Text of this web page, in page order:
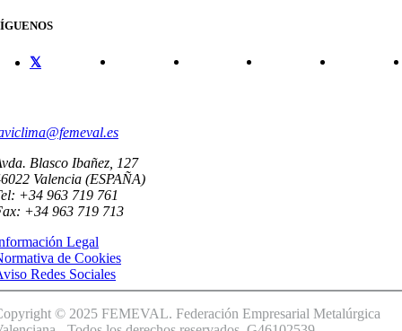
Blasco Ibañez, 127
Valencia (ESPAÑA)
+34 963 719 761
+34 963 719 713
Legal
de Cookies
Redes Sociales
© 2025 FEMEVAL. Federación Empresarial Metalúrgica